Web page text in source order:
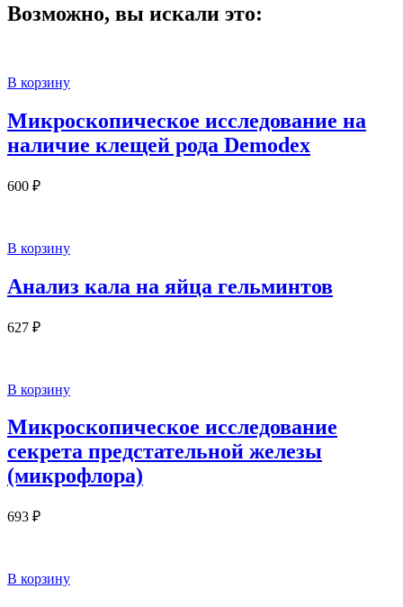
Возможно, вы искали это:
В корзину
Микроскопическое исследование на
наличие клещей рода Demodex
600 ₽
В корзину
Анализ кала на яйца гельминтов
627 ₽
В корзину
Микроскопическое исследование
секрета предстательной железы
(микрофлора)
693 ₽
В корзину